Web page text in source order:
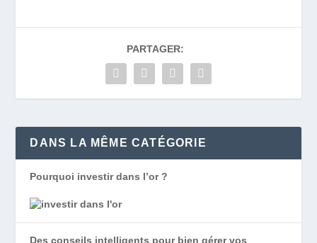
PARTAGER:
DANS LA MÊME CATÉGORIE
Pourquoi investir dans l’or ?
Des conseils intelligents pour bien gérer vos